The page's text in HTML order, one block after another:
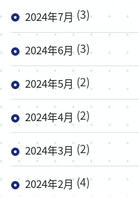
2024年7月(3)
2024年6月(3)
2024年5月 (2)
2024年4月 (2)
2024年3月(2)
2024年2月(4)